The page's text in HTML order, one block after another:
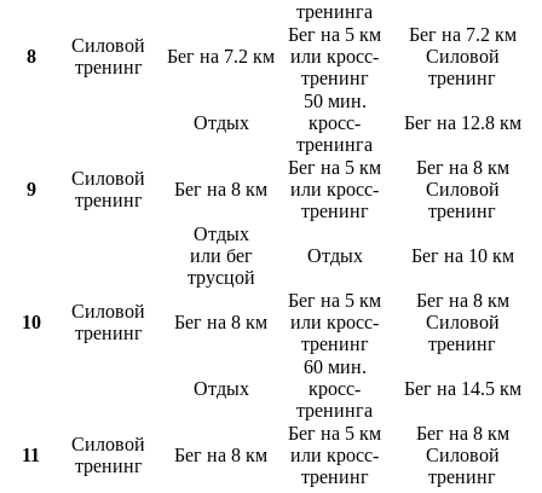
тренинга
8
Силовой
тренинг
Бег на 7.2 км
Бег на 5 км
или кросс-
тренинг
Бег на 7.2 км
Силовой
тренинг
Отдых
50 мин.
кросс-
тренинга
Бег на 12.8 км
9
Силовой
тренинг
Бег на 8 км
Бег на 5 км
или кросс-
тренинг
Бег на 8 км
Силовой
тренинг
Отдых
или бег
трусцой
Отдых Бег на 10 км
10
Силовой
тренинг
Бег на 8 км
Бег на 5 км
или кросс-
тренинг
Бег на 8 км
Силовой
тренинг
Отдых
60 мин.
кросс-
тренинга
Бег на 14.5 км
11
Силовой
тренинг
Бег на 8 км
Бег на 5 км
или кросс-
тренинг
Бег на 8 км
Силовой
тренинг